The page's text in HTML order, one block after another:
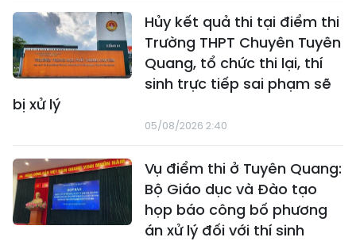
Hủy kết quả thi tại điểm thi
Trường THPT Chuyên Tuyên
Quang, tổ chức thi lại, thí
sinh trực tiếp sai phạm sẽ
bị xử lý
05/08/2026 2:40
Vụ điểm thi ở Tuyên Quang:
Bộ Giáo dục và Đào tạo
họp báo công bố phương
án xử lý đối với thí sinh